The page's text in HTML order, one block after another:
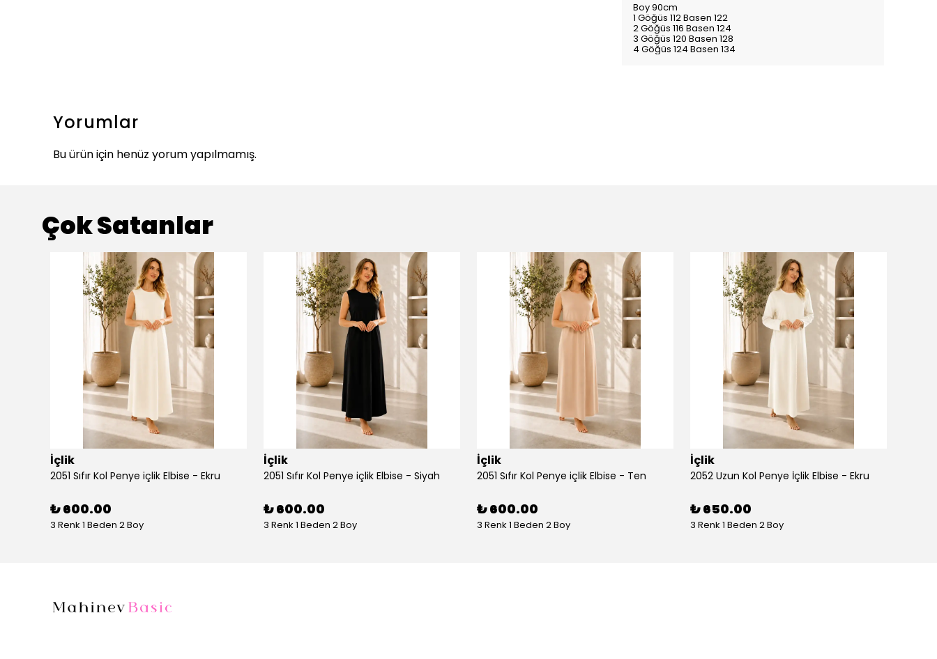
Boy 90cm
1 Göğüs 112 Basen 122
2 Göğüs 116 Basen 124
3 Göğüs 120 Basen 128
4 Göğüs 124 Basen 134
Yorumlar
Bu ürün için henüz yorum yapılmamış.
Çok Satanlar
İçlik
2051 Sıfır Kol Penye içlik Elbise - Ekru
₺ 600.00
3 Renk 1 Beden 2 Boy
İçlik
2051 Sıfır Kol Penye içlik Elbise - Siyah
₺ 600.00
3 Renk 1 Beden 2 Boy
İçlik
2051 Sıfır Kol Penye içlik Elbise - Ten
₺ 600.00
3 Renk 1 Beden 2 Boy
İçlik
2052 Uzun Kol Penye İçlik Elbise - Ekru
₺ 650.00
3 Renk 1 Beden 2 Boy